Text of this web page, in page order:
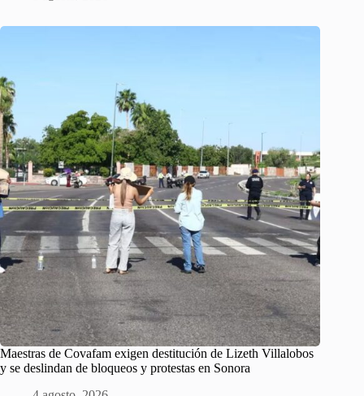
Maestras de Covafam exigen destitución de Lizeth Villalobos
y se deslindan de bloqueos y protestas en Sonora